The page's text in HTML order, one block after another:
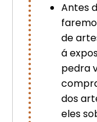
Antes
de
á
pedra
dos
eles